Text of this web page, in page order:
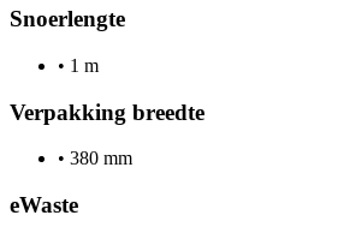
Snoerlengte
• 1 m
Verpakking breedte
• 380 mm
eWaste